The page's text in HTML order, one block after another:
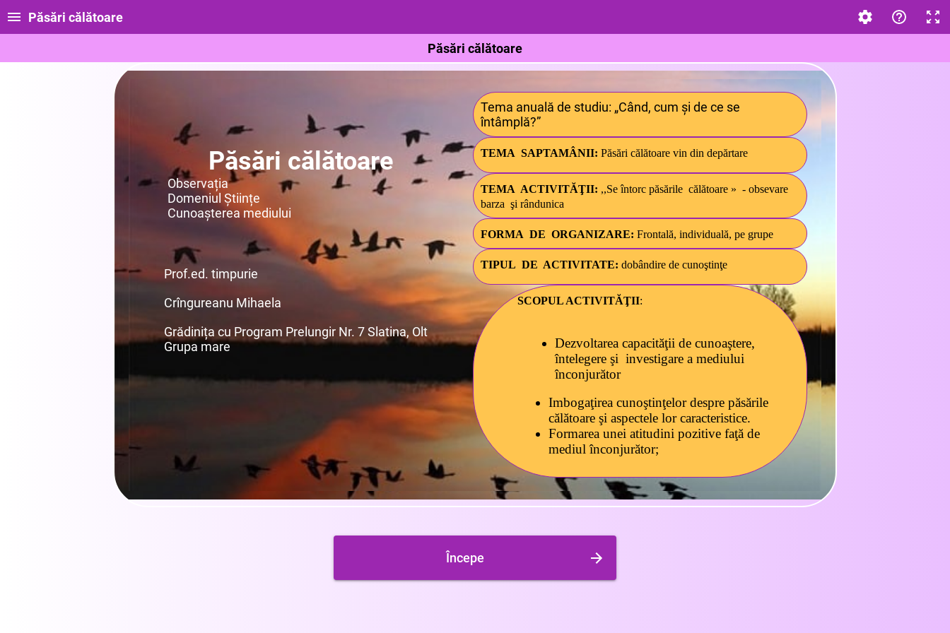
Păsări călătoare
Păsări călătoare
Păsări călătoare
Observația
Domeniul Științe
Cunoașterea mediului
Prof.ed. timpurie
Crîngureanu Mihaela
Grădinița cu Program Prelungir Nr. 7 Slatina, Olt
Grupa mare
Tema anuală de studiu: „Când, cum și de ce se
întâmplă?”
TEMA SAPTAMÂNII:Păsări călătoare vin din depărtare
TEMA ACTIVITĂŢII: ,,Seîntorcpăsările călătoare » - obsevare
barza şi rândunica
FORMA DE ORGANIZARE:Frontală, individuală, pe grupe
TIPUL DE ACTIVITATE:dobândire de cunoştinţe
SCOPUL ACTIVITĂŢII:
Dezvoltarea capacităţii de cunoaştere,
întelegere şi investigare a mediului
înconjurător
Imbogaţirea cunoştinţelor despre păsările
călătoare şi aspectele lor caracteristice.
Formarea unei atitudini pozitive faţă de
mediul înconjurător;
Începe